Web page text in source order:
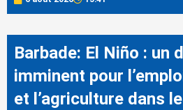
Barbade: El Niño : un
imminent pour
et l’agriculture dans